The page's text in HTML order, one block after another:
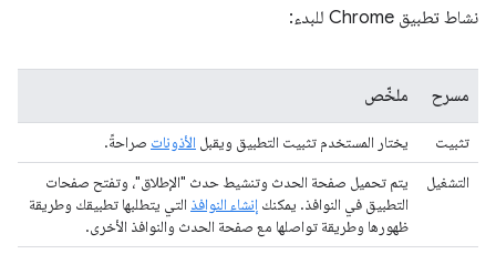
نشاط تطبيق Chrome للبدء:
مسرح ملخّص
تثبيت يختار المستخدم تثبيت التطبيق ويقبل الأذونات صراحةً.
التشغيل
يتم تحميل صفحة الحدث وتنشيط حدث "الإطلاق"، وتفتح صفحات
التطبيق في النوافذ. يمكنك إنشاء النوافذ التي يتطلبها تطبيقك وطريقة
ظهورها وطريقة تواصلها مع صفحة الحدث والنوافذ الأخرى.